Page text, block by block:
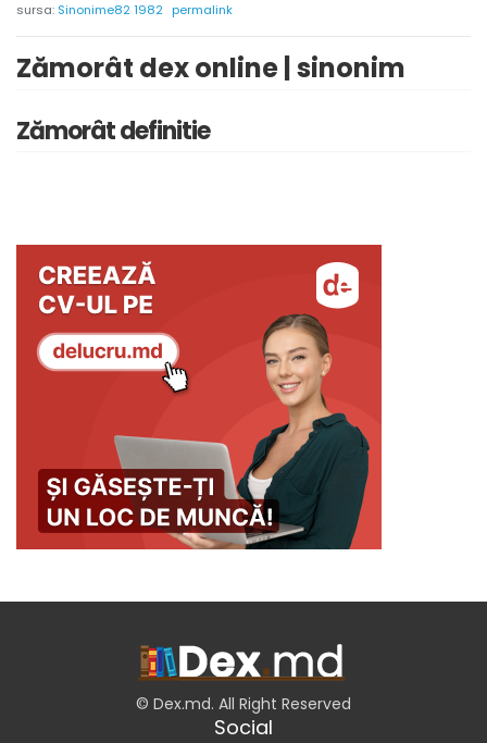
sursa: Sinonime82 1982 permalink
Zămorât dex online | sinonim
Zămorât definitie
© Dex.md. All Right Reserved
Social